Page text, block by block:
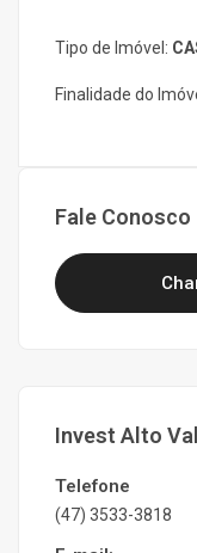
Tipo de Imóvel:
Finalidade do
Fale Conosco
Invest Alto
Telefone
(47) 3533-3818